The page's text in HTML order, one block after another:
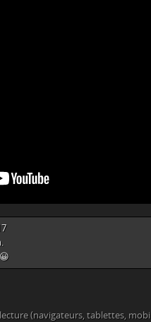
(navigateurs, tablettes,